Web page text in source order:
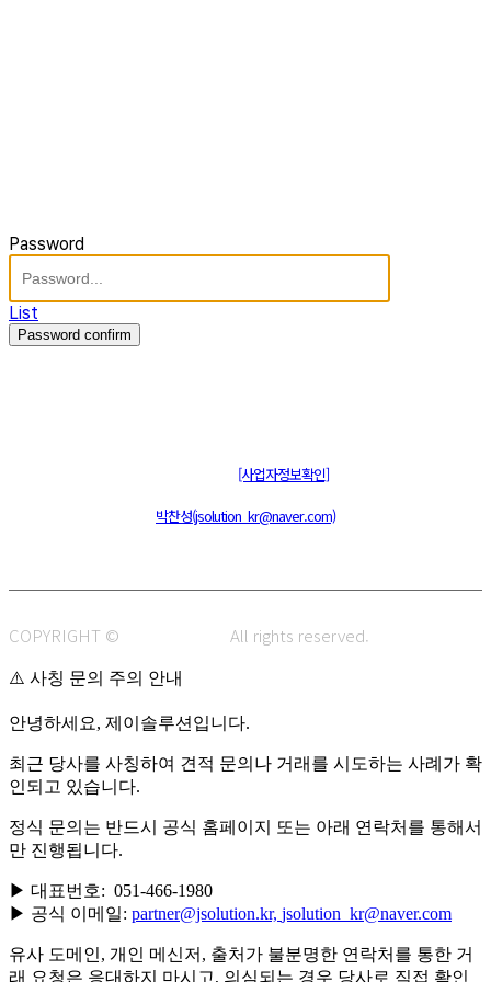
Password
List
Password confirm
[사업자정보확인]
박찬성(jsolution_kr@naver.com)
COPYRIGHT © All rights reserved.
⚠️ 사칭 문의 주의 안내
안녕하세요, 제이솔루션입니다.
최근 당사를 사칭하여 견적 문의나 거래를 시도하는 사례가 확
인되고 있습니다.
정식 문의는 반드시 공식 홈페이지 또는 아래 연락처를 통해서
만 진행됩니다.
▶ 대표번호: 051-466-1980
▶ 공식 이메일: partner@jsolution.kr, jsolution_kr@naver.com
유사 도메인, 개인 메신저, 출처가 불분명한 연락처를 통한 거
래 요청은 응대하지 마시고, 의심되는 경우 당사로 직접 확인